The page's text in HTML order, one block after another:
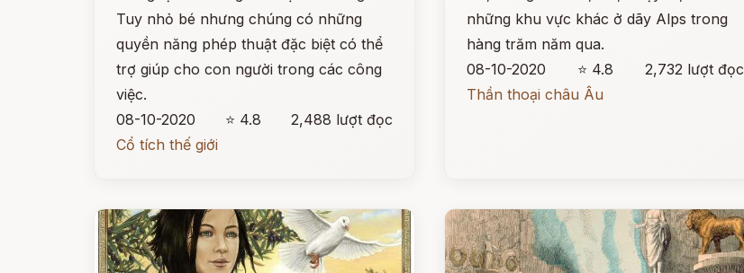
Tuy nhỏ bé nhưng chúng có những
quyền năng phép thuật đặc biệt có thể
trợ giúp cho con người trong các công
việc.
08-10-2020
⭐ 4.8
2,488 lượt đọc
Cổ tích thế giới
những khu vực khác ở dãy Alps trong
hàng trăm năm qua.
08-10-2020
⭐ 4.8
2,732 lượt đọc
Thần thoại châu Âu